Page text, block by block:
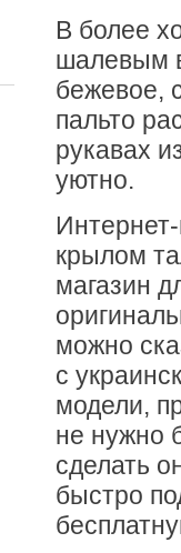
В более
шалевым
бежевое,
пальто
рукавах
уютно.
крылом
магазин
можно
с
модели,
не нужно
сделать
быстро